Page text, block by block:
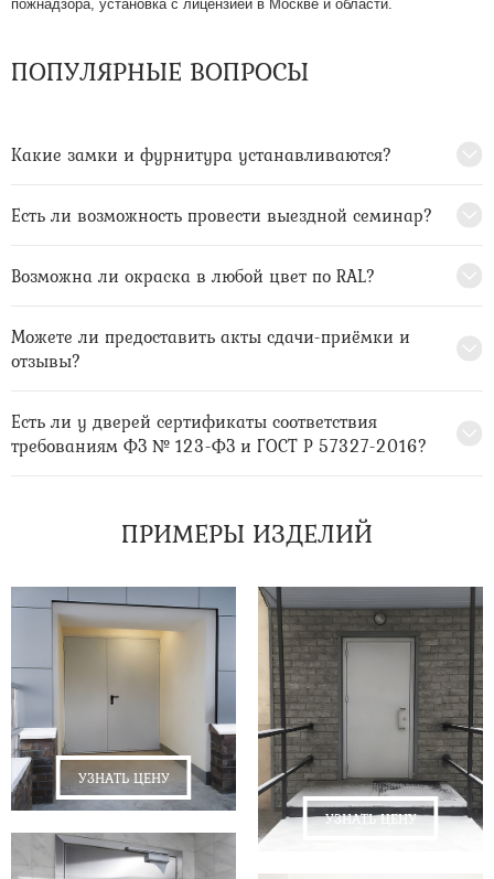
пожнадзора, установка с лицензией в Москве и области.
ПОПУЛЯРНЫЕ ВОПРОСЫ
Какие замки и фурнитура устанавливаются?
Есть ли возможность провести выездной семинар?
Возможна ли окраска в любой цвет по RAL?
Можете ли предоставить акты сдачи-приёмки и
отзывы?
Есть ли у дверей сертификаты соответствия
требованиям ФЗ № 123-ФЗ и ГОСТ Р 57327-2016?
ПРИМЕРЫ ИЗДЕЛИЙ
УЗНАТЬ ЦЕНУ
УЗНАТЬ ЦЕНУ